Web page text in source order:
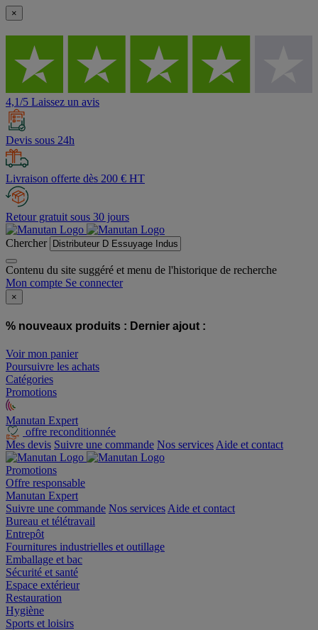
×
4,1/5 Laissez un avis
Devis sous 24h
Livraison offerte dès 200 € HT
Retour gratuit sous 30 jours
Chercher
Contenu du site suggéré et menu de l'historique de recherche
Mon compte Se connecter
×
% nouveaux produits : Dernier ajout :
Voir mon panier
Poursuivre les achats
Catégories
Promotions
Manutan Expert
offre reconditionnée
Mes devis Suivre une commande Nos services Aide et contact
Promotions
Offre responsable
Manutan Expert
Suivre une commande Nos services Aide et contact
Bureau et télétravail
Entrepôt
Fournitures industrielles et outillage
Emballage et bac
Sécurité et santé
Espace extérieur
Restauration
Hygiène
Sports et loisirs